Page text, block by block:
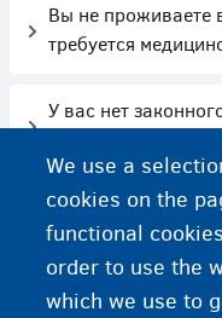
Вы не проживаете
требуется
У вас нет
Медицинская
Чесотка
We use a
cookies on the
functional
order to use the
which we use to